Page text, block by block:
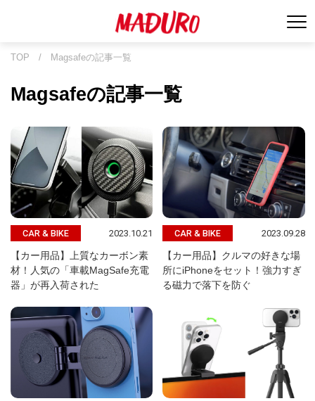
TOP / Magsafeの記事一覧
Magsafeの記事一覧
CAR & BIKE 2023.10.21
【カー用品】上質なカーボン素
材！人気の「車載MagSafe充電
器」が再入荷された
CAR & BIKE 2023.09.28
【カー用品】クルマの好きな場
所にiPhoneをセット！強力すぎ
る磁力で落下を防ぐ